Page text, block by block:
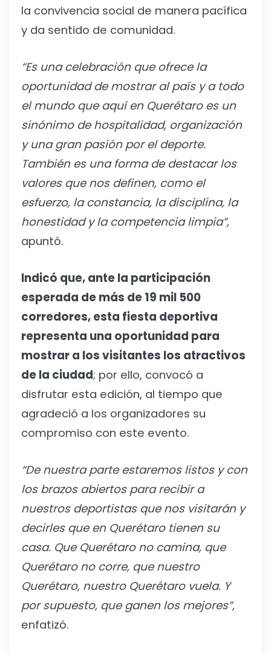
la convivencia social de manera pacífica
y da sentido de comunidad.
“Es una celebración que ofrece la
oportunidad de mostrar al país y a todo
el mundo que aquí en Querétaro es un
sinónimo de hospitalidad, organización
y una gran pasión por el deporte.
También es una forma de destacar los
valores que nos definen, como el
esfuerzo, la constancia, la disciplina, la
honestidad y la competencia limpia”,
apuntó.
Indicó que, ante la participación
esperada de más de 19 mil 500
corredores, esta fiesta deportiva
representa una oportunidad para
mostrar a los visitantes los atractivos
de la ciudad; por ello, convocó a
disfrutar esta edición, al tiempo que
agradeció a los organizadores su
compromiso con este evento.
“De nuestra parte estaremos listos y con
los brazos abiertos para recibir a
nuestros deportistas que nos visitarán y
decirles que en Querétaro tienen su
casa. Que Querétaro no camina, que
Querétaro no corre, que nuestro
Querétaro, nuestro Querétaro vuela. Y
por supuesto, que ganen los mejores”,
enfatizó.